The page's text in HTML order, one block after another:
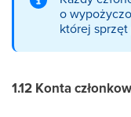
o
której
1.12 Konta